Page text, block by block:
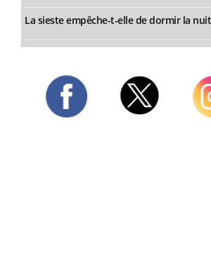
La sieste empêche-t-elle de dormir la